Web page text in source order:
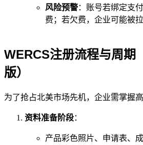
风险预警：账号若绑定支
费；若欠费，企业可能被
WERCS注册流程与周期
版）
为了抢占北美市场先机，企业需掌握
资料准备阶段：
产品彩色照片、申请表、